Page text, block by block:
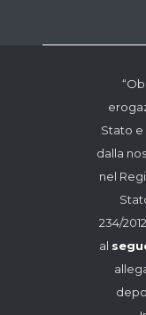
Stato e
dalla
nel
234/
al